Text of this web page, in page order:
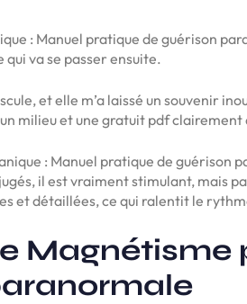
: Manuel pratique de guérison
va se passer ensuite.
et elle m’a laissé un souvenir
milieu et une gratuit pdf clairement
: Manuel pratique de
il est vraiment stimulant, mais
et détaillées, ce qui ralentit le